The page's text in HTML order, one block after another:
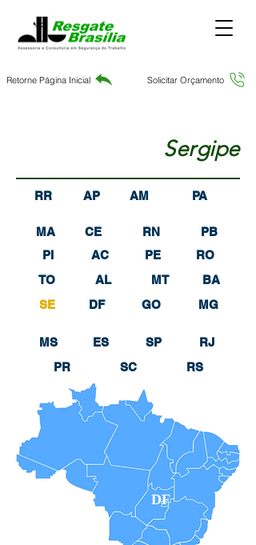
Solicitar Orçamento
Retorne Página Inicial
Sergipe
RR AP AM PA
MA CE RN
PB
PI
AC PE
RO
TO
AL MT
BA
SE
DF GO MG
MS ES SP
RJ
PR
SC RS
GO
DF